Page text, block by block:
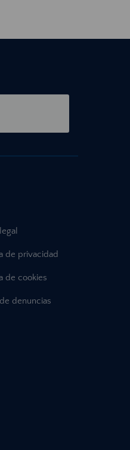
de privacidad
de cookies
denuncias